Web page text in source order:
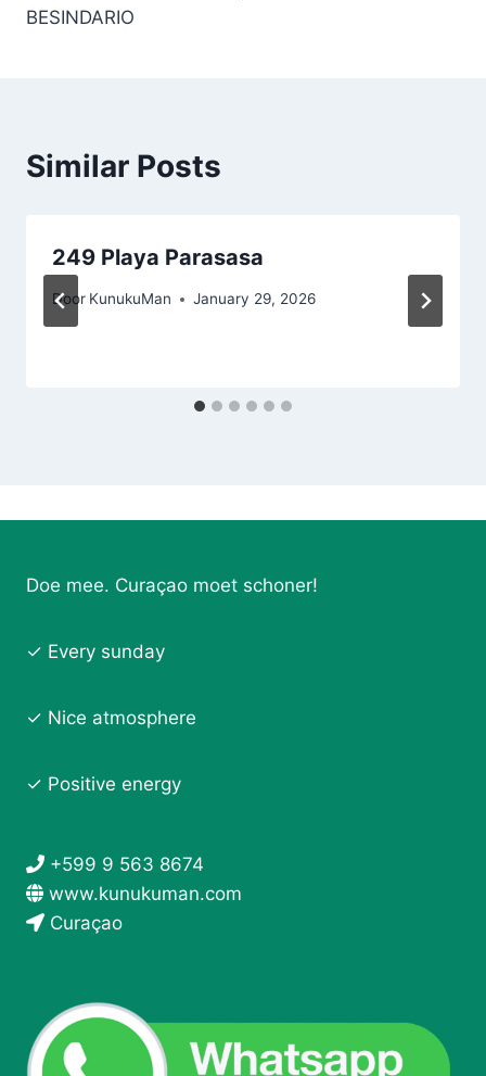
BESINDARIO
Similar Posts
249 Playa Parasasa
Door KunukuMan January 29, 2026
Doe mee. Curaçao moet schoner!
✓ Every sunday
✓ Nice atmosphere
✓ Positive energy
+599 9 563 8674
www.kunukuman.com
Curaçao